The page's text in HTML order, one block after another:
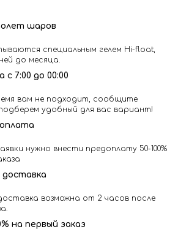
шаров
специальным гелем Hi-float,
до месяца.
с 7:00 до 00:00
вам не подходит, сообщите
удобный для вас вариант!
нужно внести предоплату 50-100%
возможна от 2 часов после
на первый заказ